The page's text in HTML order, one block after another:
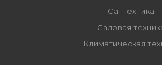
Сантехника
Садовая
Климатическая